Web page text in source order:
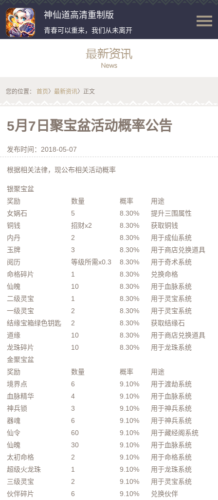
神仙道高清重制版
青春可以重来，我们从未离开
您的位置： 首页〉 最新资讯〉正文
5月7日聚宝盆活动概率公告
发布时间：2018-05-07
根据相关法律，现公布相关活动概率
银聚宝盆
奖励
数量 概率
用途
女娲石
5 8.30%
提升三围属性
铜钱
招财x2 8.30%
获取铜钱
内丹
2 8.30%
用于成仙系统
玉牌
3 8.30%
用于商店兑换道具
阅历
等级所需x0.3 8.30%
用于奇术系统
命格碎片
1 8.30%
兑换命格
仙魄
10 8.30%
用于血脉系统
二级灵宝
1 8.30%
用于灵宝系统
一级灵宝
2 8.30%
用于灵宝系统
结缘宝箱绿色钥匙
2 8.30%
获取结缘石
道缘
10 8.30%
用于商店兑换道具
龙珠碎片
10 8.30%
用于龙珠系统
金聚宝盆
奖励
数量 概率
用途
境界点
6 9.10%
用于渡劫系统
血脉精华
4 9.10%
用于血脉系统
神兵锁
3 9.10%
用于神兵系统
器魂
6 9.10%
用于神兵系统
仙令
60 9.10%
用于藏经阁系统
仙魄
30 9.10%
用于血脉系统
太初命格
2 9.10%
用于命格系统
超级火龙珠
1 9.10%
用于龙珠系统
三级灵宝
2 9.10%
用于灵宝系统
伙伴碎片
6 9.10%
兑换伙伴